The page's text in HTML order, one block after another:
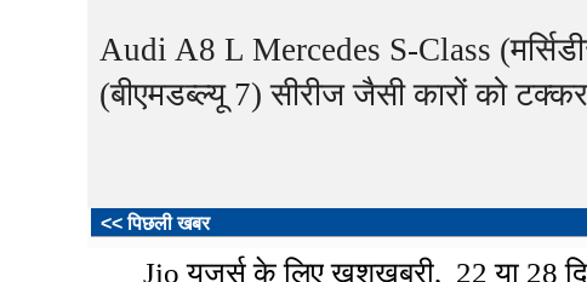
Audi A8 L Mercedes S-Class
(बीएमडब्ल्यू 7) सीरीज जैसी कारों को
<< पिछली खबर
Jio यूजर्स के लिए खुशखबरी, 22 या 28